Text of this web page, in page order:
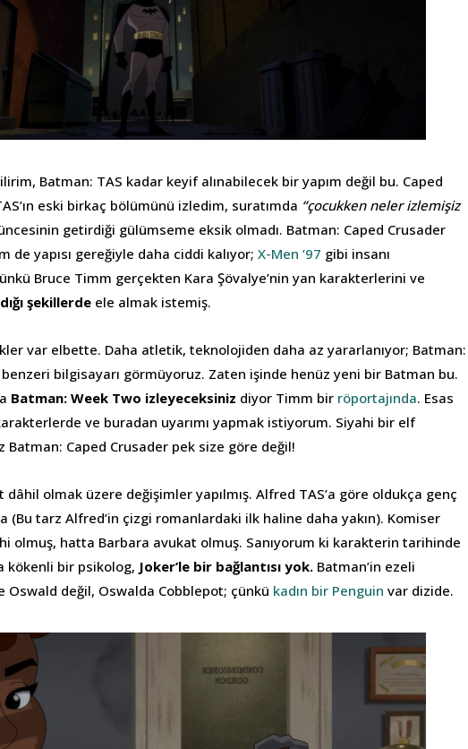
Batman: TAS kadar keyif alınabilecek bir yapım değil bu. Caped
eski birkaç bölümünü izledim, suratımda “çocukken neler izlemişiz
getirdiği gülümseme eksik olmadı. Batman: Caped Crusader
de yapısı gereğiyle daha ciddi kalıyor; X-Men ’97 gibi insanı
Bruce Timm gerçekten Kara Şövalye’nin yan karakterlerini ve
şekillerde ele almak istemiş.
var elbette. Daha atletik, teknolojiden daha az yararlanıyor; Batman:
benzeri bilgisayarı görmüyoruz. Zaten işinde henüz yeni bir Batman bu.
Batman: Week Two izleyeceksiniz diyor Timm bir röportajında. Esas
ve buradan uyarımı yapmak istiyorum. Siyahi bir elf
Batman: Caped Crusader pek size göre değil!
olmak üzere değişimler yapılmış. Alfred TAS’a göre oldukça genç
(Bu tarz Alfred’in çizgi romanlardaki ilk haline daha yakın). Komiser
olmuş, hatta Barbara avukat olmuş. Sanıyorum ki karakterin tarihinde
kökenli bir psikolog, Joker’le bir bağlantısı yok. Batman’in ezeli
Oswald değil, Oswalda Cobblepot; çünkü kadın bir Penguin var dizide.